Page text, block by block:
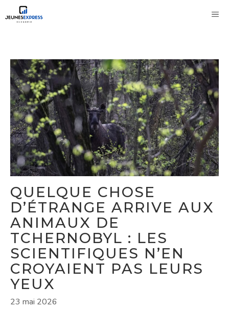
au
QUELQUE CHOSE
D’ÉTRANGE ARRIVE AUX
ANIMAUX DE
TCHERNOBYL : LES
SCIENTIFIQUES N’EN
CROYAIENT PAS LEURS
YEUX
23 mai 2026